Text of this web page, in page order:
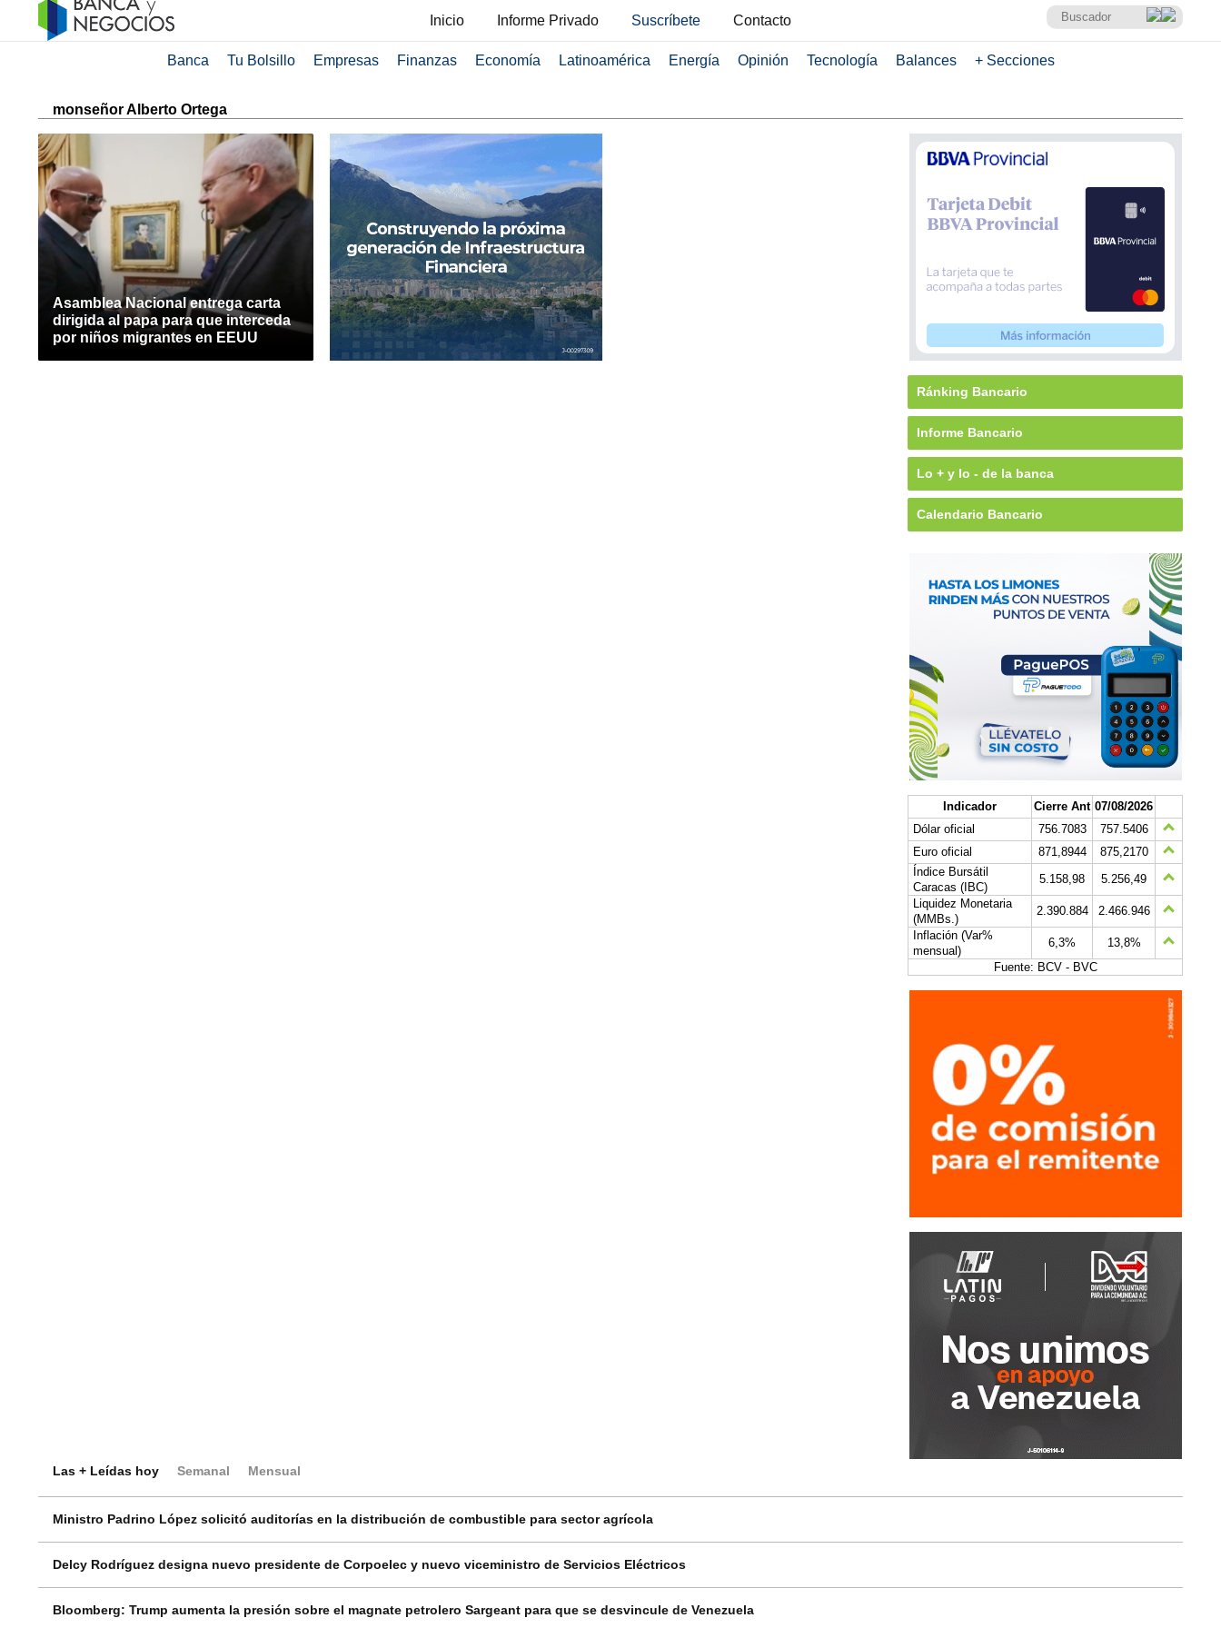
Inicio Informe Privado Suscríbete Contacto
Banca Tu Bolsillo Empresas Finanzas Economía Latinoamérica Energía Opinión Tecnología Balances + Secciones
monseñor Alberto Ortega
Asamblea Nacional entrega carta
dirigida al papa para que interceda
por niños migrantes en EEUU
Ránking Bancario
Informe Bancario
Lo + y lo - de la banca
Calendario Bancario
Indicador Cierre Ant 07/08/2026
Dólar oficial
756.7083
757.5406
Euro oficial
871,8944
875,2170
Índice Bursátil
Caracas (IBC)
5.158,98
5.256,49
Liquidez Monetaria
(MMBs.)
2.390.884
2.466.946
Inflación (Var%
mensual)
6,3%
13,8%
Fuente: BCV - BVC
Las + Leídas hoy Semanal Mensual
Ministro Padrino López solicitó auditorías en la distribución de combustible para sector agrícola
Delcy Rodríguez designa nuevo presidente de Corpoelec y nuevo viceministro de Servicios Eléctricos
Bloomberg: Trump aumenta la presión sobre el magnate petrolero Sargeant para que se desvincule de Venezuela